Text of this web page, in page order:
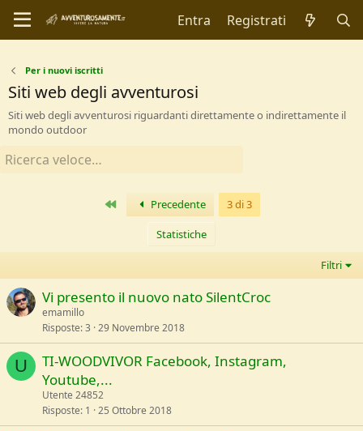
Entra Registrati
Per i nuovi iscritti
Siti web degli avventurosi
Siti web degli avventurosi riguardanti direttamente o indirettamente il
mondo outdoor
Primo Precedente 3 di 3
Statistiche
Filtri
Vi presento il nuovo nato SilentCroc
emamillo
Risposte 3 29 Novembre 2018
U
TI-WOODVIVOR Facebook, Instagram,
Youtube,...
Utente 24852
Risposte 1 25 Ottobre 2018